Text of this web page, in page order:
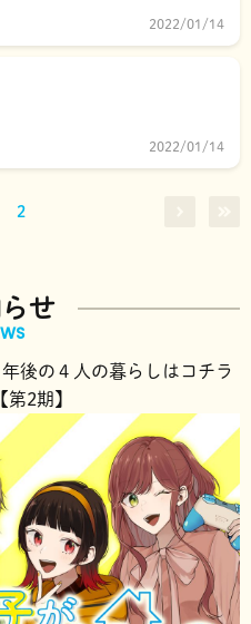
2022/01/14
2022/01/14
2
せ
後の４人の暮らしはコチラ
第2期】